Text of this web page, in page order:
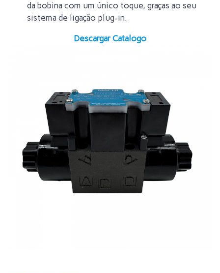
da bobina com um único toque, graças ao seu
sistema de ligação plug-in.
Descargar Catalogo